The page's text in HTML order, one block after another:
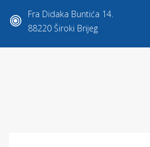
Fra Didaka Buntića 14.
88220 Široki Brijeg